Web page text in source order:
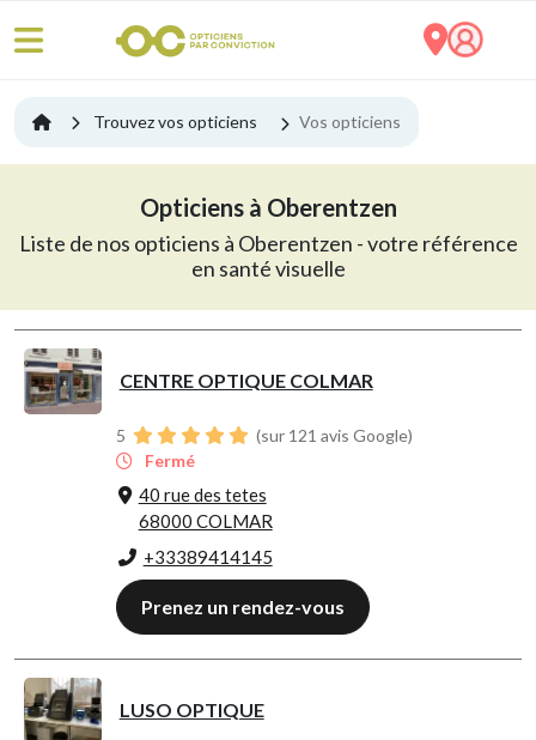
Trouvez vos opticiens Vos opticiens
Opticiens à Oberentzen
Liste de nos opticiens à Oberentzen - votre référence
en santé visuelle
CENTRE OPTIQUE COLMAR
5
(sur 121 avis Google)
Fermé
40 rue des tetes
68000 COLMAR
+33389414145
Prenez un rendez-vous
LUSO OPTIQUE